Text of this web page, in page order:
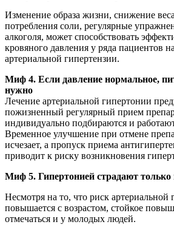
Изменение образа жизни, снижение
потребления соли, регулярные
алкоголя, может способствовать
кровяного давления у ряда пациентов
артериальной гипертензии.
Миф 4. Если давление нормальное,
нужно
Лечение артериальной гипертонии
пожизненный регулярный прием
индивидуально подбираются и
Временное улучшение при отмене
исчезает, а пропуск приема
приводит к риску возникновения
Миф 5. Гипертонией страдают
Несмотря на то, что риск артериальной
повышается с возрастом, стойкое
отмечаться и у молодых людей.